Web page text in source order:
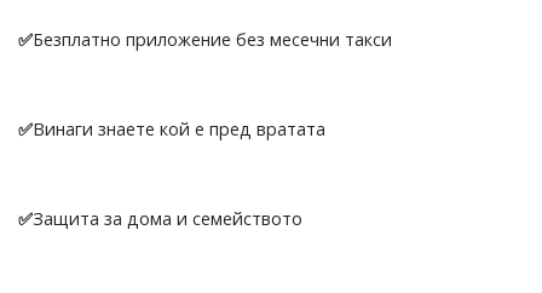
✅Безплатно приложение без месечни такси
✅Винаги знаете кой е пред вратата
✅Защита за дома и семейството